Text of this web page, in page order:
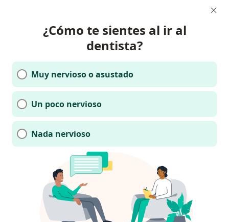
¿Cómo te sientes al ir al
dentista?
Muy nervioso o asustado
Un poco nervioso
Nada nervioso